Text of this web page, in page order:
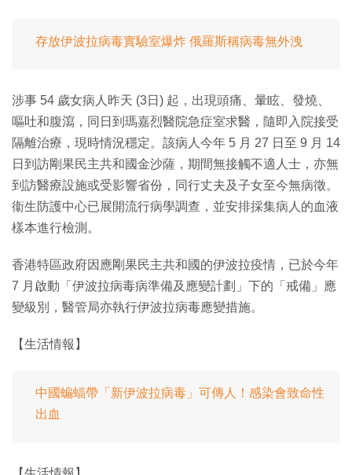
存放伊波拉病毒實驗室爆炸 俄羅斯稱病毒無外洩
涉事 54 歲女病人昨天 (3日) 起，出現頭痛、暈眩、發燒、
嘔吐和腹瀉，同日到瑪嘉烈醫院急症室求醫，隨即入院接受
隔離治療，現時情況穩定。該病人今年 5 月 27 日至 9 月 14
日到訪剛果民主共和國金沙薩，期間無接觸不適人士，亦無
到訪醫療設施或受影響省份，同行丈夫及子女至今無病徵。
衞生防護中心已展開流行病學調查，並安排採集病人的血液
樣本進行檢測。
香港特區政府因應剛果民主共和國的伊波拉疫情，已於今年
7 月啟動「伊波拉病毒病準備及應變計劃」下的「戒備」應
變級別，醫管局亦執行伊波拉病毒應變措施。
【生活情報】
中國蝙蝠帶「新伊波拉病毒」可傳人！感染會致命性
出血